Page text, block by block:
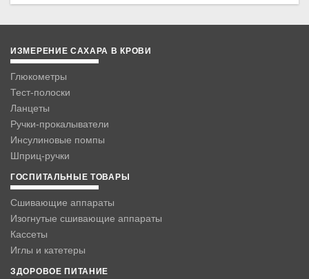
ИЗМЕРЕНИЕ САХАРА В КРОВИ
Глюкометры
Тест-полоски
Ланцеты
Ручки-прокалыватели
Инсулиновые помпы
Шприц-ручки
ГОСПИТАЛЬНЫЕ ТОВАРЫ
Сшивающие аппараты
Изогнутые сшивающие аппараты
Кассеты
Иглы и катетеры
ЗДОРОВОЕ ПИТАНИЕ